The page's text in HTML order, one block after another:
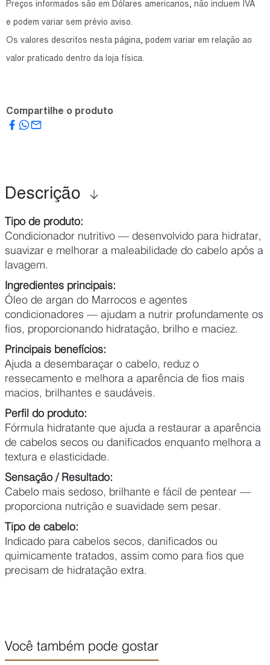
Preços informados são em Dólares americanos, não incluem IVA
e podem variar sem prévio aviso.
Os valores descritos nesta página, podem variar em relação ao
valor praticado dentro da loja física.
Compartilhe o produto
Descrição
Tipo de produto:
Condicionador nutritivo — desenvolvido para hidratar,
suavizar e melhorar a maleabilidade do cabelo após a
lavagem.
Ingredientes principais:
Óleo de argan do Marrocos e agentes
condicionadores — ajudam a nutrir profundamente os
fios, proporcionando hidratação, brilho e maciez.
Principais benefícios:
Ajuda a desembaraçar o cabelo, reduz o
ressecamento e melhora a aparência de fios mais
macios, brilhantes e saudáveis.
Perfil do produto:
Fórmula hidratante que ajuda a restaurar a aparência
de cabelos secos ou danificados enquanto melhora a
textura e elasticidade.
Sensação / Resultado:
Cabelo mais sedoso, brilhante e fácil de pentear —
proporciona nutrição e suavidade sem pesar.
Tipo de cabelo:
Indicado para cabelos secos, danificados ou
quimicamente tratados, assim como para fios que
precisam de hidratação extra.
Você também pode gostar